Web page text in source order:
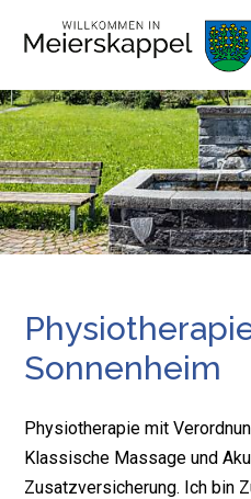
Navigieren in
Schnellnavigation
Sonnenheim
Physiotherapie mit
Klassische Massage und
Zusatzversicherung. Ich bin